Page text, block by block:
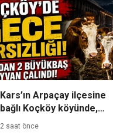
Kars’ın Arpaçay ilçesine
bağlı Koçköy köyünde,
gece hırsızlık olayı
2 saat önce